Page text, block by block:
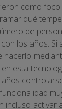
como
qué
de
los años.
esta